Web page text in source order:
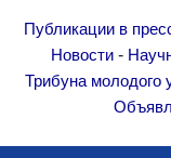
Трибуна молодого
Наши заслуженные
Объявления
Публикации в
Новости-
Трибуна молодого